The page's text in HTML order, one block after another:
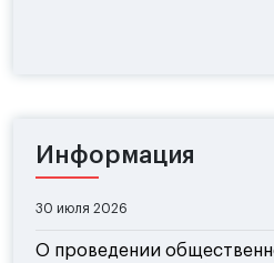
Информация
30 июля 2026
О проведении